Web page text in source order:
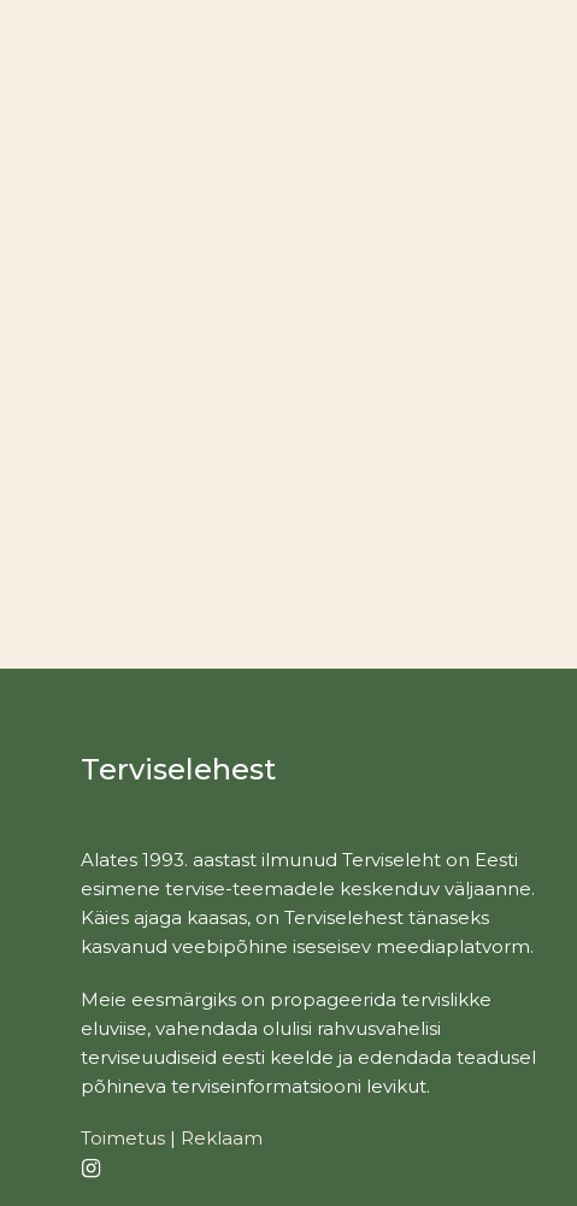
Terviselehest
Alates 1993. aastast ilmunud Terviseleht on Eesti
esimene tervise-teemadele keskenduv väljaanne.
Käies ajaga kaasas, on Terviselehest tänaseks
kasvanud veebipõhine iseseisev meediaplatvorm.
Meie eesmärgiks on propageerida tervislikke
eluviise, vahendada olulisi rahvusvahelisi
terviseuudiseid eesti keelde ja edendada teadusel
põhineva terviseinformatsiooni levikut.
Toimetus | Reklaam